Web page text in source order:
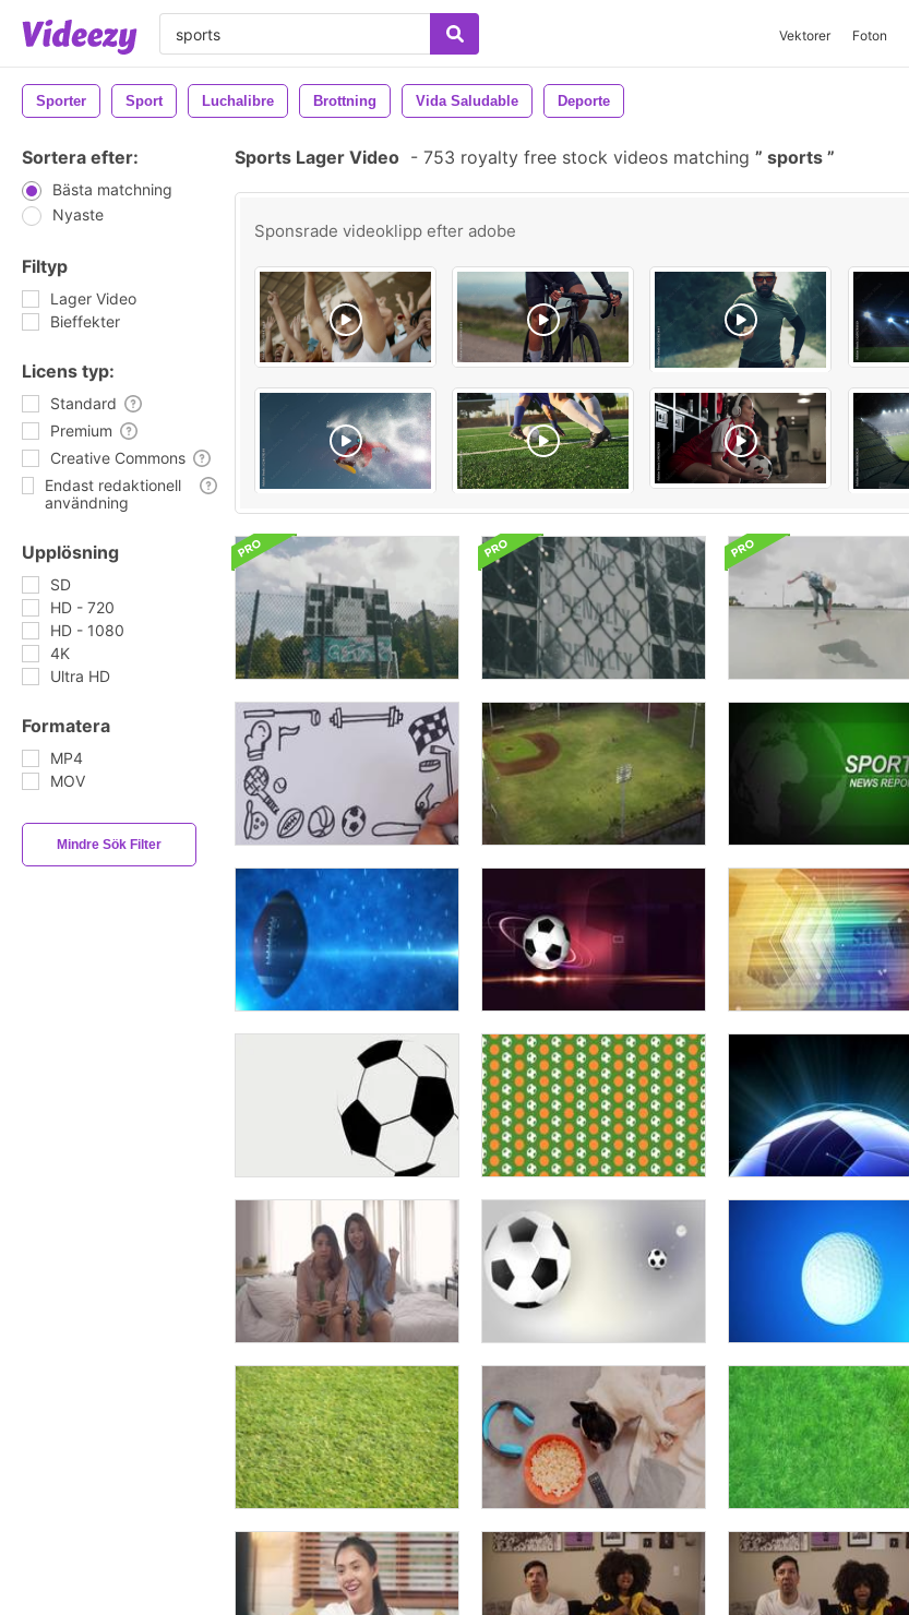
Vektorer Foton
Sporter Sport Luchalibre Brottning Vida Saludable Deporte
Sortera efter:
Bästa matchning
Nyaste
Filtyp
Lager Video
Bieffekter
Licens typ:
Standard
Premium
Creative Commons
Endast redaktionell
användning
Upplösning
SD
HD - 720
HD - 1080
4K
Ultra HD
Formatera
MP4
MOV
Mindre Sök Filter
Sports Lager Video - 753 royalty free stock videos matching sports
Sponsrade videoklipp efter adobe